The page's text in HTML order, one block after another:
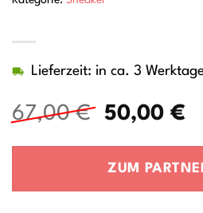
67,00€
war:
50,00 €
Lieferzeit: in ca. 3
ZUM